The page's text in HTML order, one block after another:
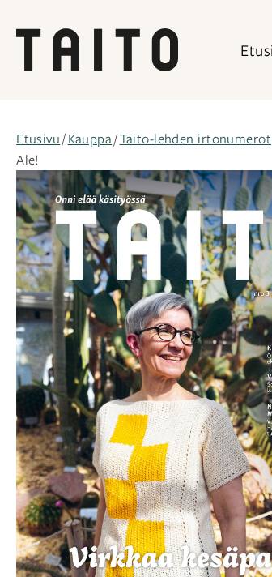
sisältöön
Etusivu/Kauppa/Taito-lehden irtonumerot
Ale!